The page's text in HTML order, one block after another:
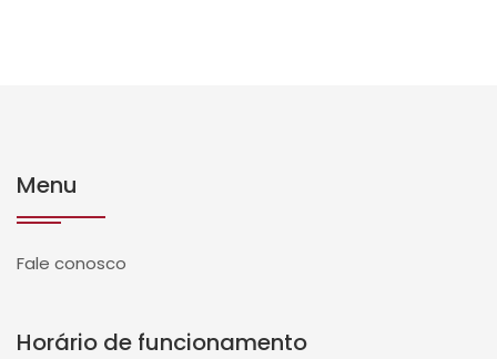
Menu
Fale conosco
Horário de funcionamento